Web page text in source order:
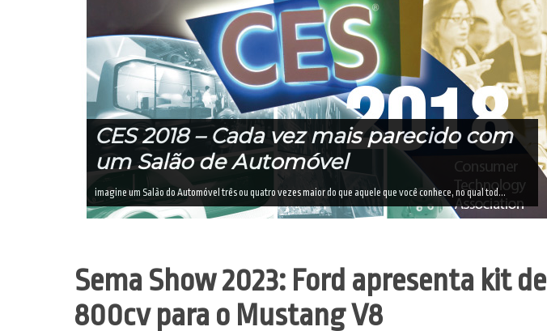
CES 2018 – Cada vez mais parecido com
um Salão de Automóvel
imagine um Salão do Automóvel três ou quatro vezes maior do que aquele que você conhece, no qual tod...
Sema Show 2023: Ford apresenta kit de
800cv para o Mustang V8